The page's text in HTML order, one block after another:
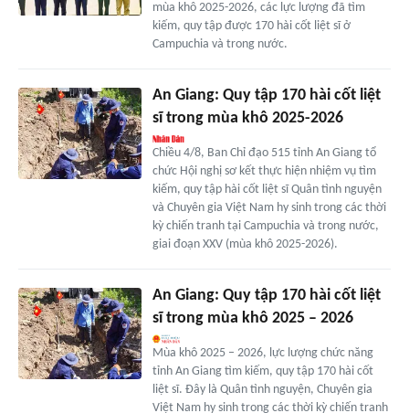
mùa khô 2025-2026, các lực lượng đã tìm
kiếm, quy tập được 170 hài cốt liệt sĩ ở
Campuchia và trong nước.
An Giang: Quy tập 170 hài cốt liệt
sĩ trong mùa khô 2025-2026
Chiều 4/8, Ban Chỉ đạo 515 tỉnh An Giang tổ
chức Hội nghị sơ kết thực hiện nhiệm vụ tìm
kiếm, quy tập hài cốt liệt sĩ Quân tình nguyện
và Chuyên gia Việt Nam hy sinh trong các thời
kỳ chiến tranh tại Campuchia và trong nước,
giai đoạn XXV (mùa khô 2025-2026).
An Giang: Quy tập 170 hài cốt liệt
sĩ trong mùa khô 2025 – 2026
Mùa khô 2025 – 2026, lực lượng chức năng
tỉnh An Giang tìm kiếm, quy tập 170 hài cốt
liệt sĩ. Đây là Quân tình nguyện, Chuyên gia
Việt Nam hy sinh trong các thời kỳ chiến tranh